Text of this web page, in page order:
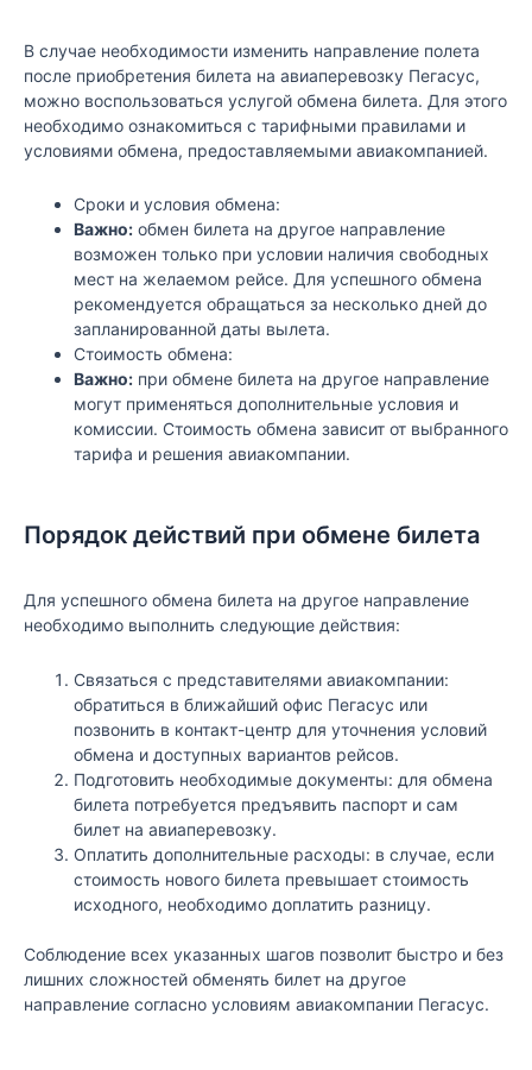
В случае необходимости изменить направление полета
после приобретения билета на авиаперевозку Пегасус,
можно воспользоваться услугой обмена билета. Для этого
необходимо ознакомиться с тарифными правилами и
условиями обмена, предоставляемыми авиакомпанией.
Сроки и условия обмена:
Важно: обмен билета на другое направление
возможен только при условии наличия свободных
мест на желаемом рейсе. Для успешного обмена
рекомендуется обращаться за несколько дней до
запланированной даты вылета.
Стоимость обмена:
Важно: при обмене билета на другое направление
могут применяться дополнительные условия и
комиссии. Стоимость обмена зависит от выбранного
тарифа и решения авиакомпании.
Порядок действий при обмене билета
Для успешного обмена билета на другое направление
необходимо выполнить следующие действия:
Связаться с представителями авиакомпании:
обратиться в ближайший офис Пегасус или
позвонить в контакт-центр для уточнения условий
обмена и доступных вариантов рейсов.
Подготовить необходимые документы: для обмена
билета потребуется предъявить паспорт и сам
билет на авиаперевозку.
Оплатить дополнительные расходы: в случае, если
стоимость нового билета превышает стоимость
исходного, необходимо доплатить разницу.
Соблюдение всех указанных шагов позволит быстро и без
лишних сложностей обменять билет на другое
направление согласно условиям авиакомпании Пегасус.